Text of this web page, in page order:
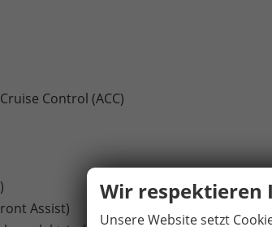
Control (ACC)
Assist)
Wir respektieren
Unsere Website setzt